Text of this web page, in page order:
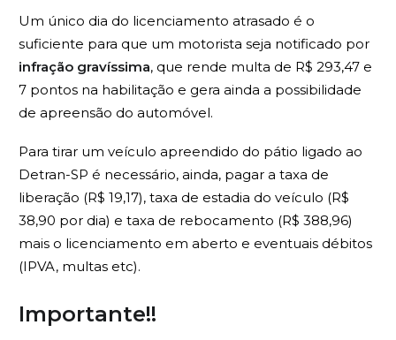
Um único dia do licenciamento atrasado é o
suficiente para que um motorista seja notificado por
infração gravíssima, que rende multa de R$ 293,47 e
7 pontos na habilitação e gera ainda a possibilidade
de apreensão do automóvel.
Para tirar um veículo apreendido do pátio ligado ao
Detran-SP é necessário, ainda, pagar a taxa de
liberação (R$ 19,17), taxa de estadia do veículo (R$
38,90 por dia) e taxa de rebocamento (R$ 388,96)
mais o licenciamento em aberto e eventuais débitos
(IPVA, multas etc).
Importante!!